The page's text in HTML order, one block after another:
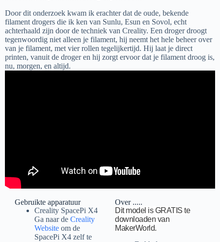
Door dit onderzoek kwam ik erachter dat de oude, bekende
filament drogers die ik ken van Sunlu, Esun en Sovol, echt
achterhaald zijn door de techniek van Creality. Een droger droogt
tegenwoordig niet alleen je filament, hij neemt het hele beheer over
van je filament, met vier rollen tegelijkertijd. Hij laat je direct
printen, vanuit de droger en hij zorgt ervoor dat je filament droog is,
nu, morgen, en altijd.
Gebruikte apparatuur
Creality SpacePi X4
Ga naar de Creality
Website om de
SpacePi X4 zelf te
Over .....
Dit model is GRATIS te
downloaden van
MakerWorld.